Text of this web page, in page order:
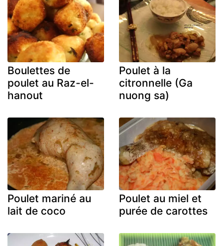
Boulettes de
poulet au Raz-el-
hanout
Poulet à la
citronnelle (Ga
nuong sa)
Poulet mariné au
lait de coco
Poulet au miel et
purée de carottes